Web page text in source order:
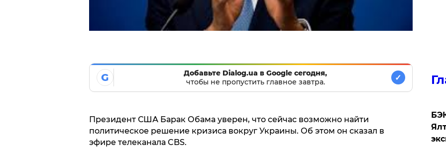
G
Добавьте Dialog.ua в Google сегодня,
чтобы не пропустить главное завтра.
✓
Президент США Барак Обама уверен, что сейчас возможно найти
политическое решение кризиса вокруг Украины. Об этом он сказал в
эфире телеканала CBS.